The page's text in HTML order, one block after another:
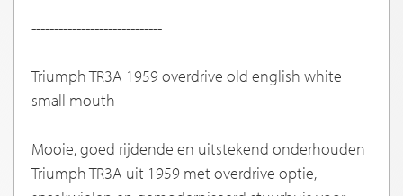
-----------------------------
Triumph TR3A 1959 overdrive old english white
small mouth
Mooie, goed rijdende en uitstekend onderhouden
Triumph TR3A uit 1959 met overdrive optie,